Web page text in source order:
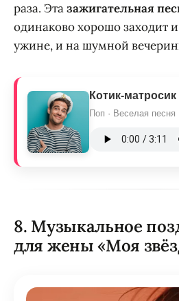
раза. Этазажигательная
одинаково хорошо заходит
ужине, и на шумной
Котик-матросик
Поп · Веселая песня
8. Музыкальное
для жены «Моя